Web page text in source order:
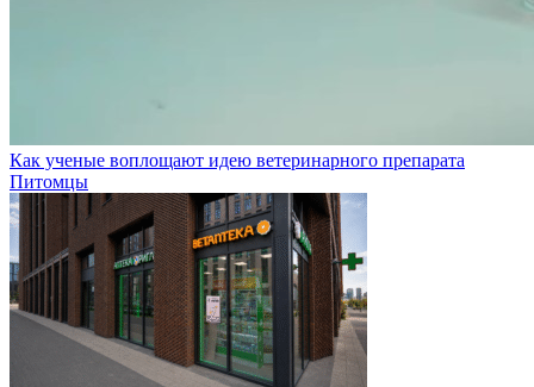
Как ученые воплощают идею ветеринарного препарата
Питомцы